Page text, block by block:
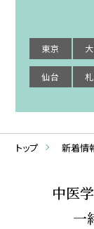
東京
仙台
トップ 新着情
中医
一